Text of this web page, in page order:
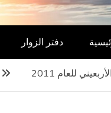
دفتر الزوار
للعام 2011